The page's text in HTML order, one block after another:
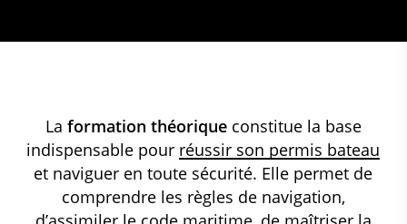
La formation théoriqueconstitue la base
indispensable pour réussir son permis bateau
et naviguer en toute sécurité. Elle permet de
comprendre les règles de navigation,